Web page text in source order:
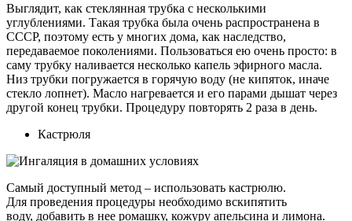
Выглядит, как стеклянная трубка с несколькими
углублениями. Такая трубка была очень распространена в
СССР, поэтому есть у многих дома, как наследство,
передаваемое поколениями. Пользоваться ею очень просто: в
саму трубку наливается несколько капель эфирного масла.
Низ трубки погружается в горячую воду (не кипяток, иначе
стекло лопнет). Масло нагревается и его парами дышат через
другой конец трубки. Процедуру повторять 2 раза в день.
Кастрюля
Самый доступный метод – использовать кастрюлю.
Для проведения процедуры необходимо вскипятить
воду, добавить в нее ромашку, кожуру апельсина и лимона.